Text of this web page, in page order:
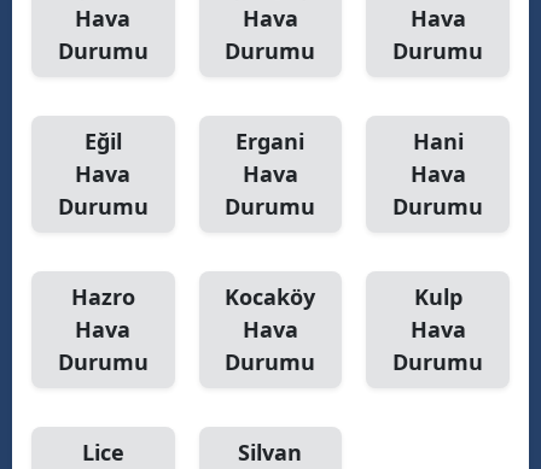
Hava
Durumu
Hava
Durumu
Hava
Durumu
Eğil
Hava
Durumu
Ergani
Hava
Durumu
Hani
Hava
Durumu
Hazro
Hava
Durumu
Kocaköy
Hava
Durumu
Kulp
Hava
Durumu
Lice
Silvan